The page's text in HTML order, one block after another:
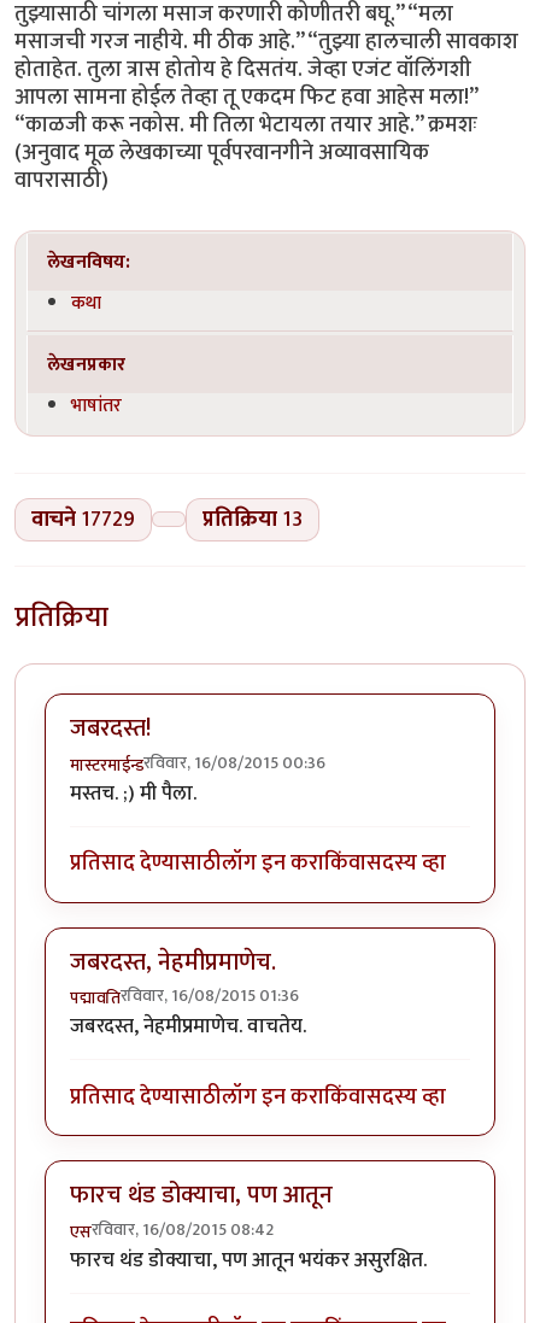
लेखनविषय:
कथा
लेखनप्रकार
भाषांतर
वाचने17729 प्रतिक्रिया13
प्रतिक्रिया
जबरदस्त!
मास्टरमाईन्डरविवार, 16/08/2015 00:36
मस्तच. ;) मी पैला.
प्रतिसाद देण्यासाठीलॉग इन कराकिंवासदस्य व्हा
जबरदस्त, नेहमीप्रमाणेच.
पद्मावतिरविवार, 16/08/2015 01:36
जबरदस्त, नेहमीप्रमाणेच. वाचतेय.
प्रतिसाद देण्यासाठीलॉग इन कराकिंवासदस्य व्हा
फारच थंड डोक्याचा, पण आतून
एसरविवार, 16/08/2015 08:42
फारच थंड डोक्याचा, पण आतून भयंकर असुरक्षित.